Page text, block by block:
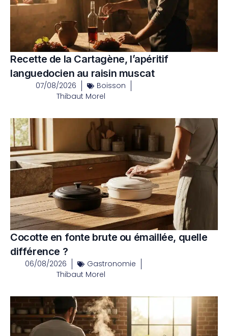
Recette de la Cartagène, l’apéritif
languedocien au raisin muscat
07/08/2026
Boisson
Thibaut Morel
Cocotte en fonte brute ou émaillée, quelle
différence ?
06/08/2026
Gastronomie
Thibaut Morel